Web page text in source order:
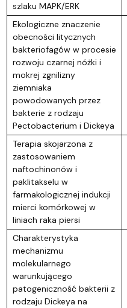
szlaku MAPK/ERK
Ekologiczne znaczenie
obecności litycznych
bakteriofagów w procesie
rozwoju czarnej nóżki i
mokrej zgnilizny
ziemniaka
powodowanych przez
bakterie z rodzaju
Pectobacterium i Dickeya
Terapia skojarzona z
zastosowaniem
naftochinonów i
paklitakselu w
farmakologicznej indukcji
mierci komórkowej w
liniach raka piersi
Charakterystyka
mechanizmu
molekularnego
warunkującego
patogeniczność bakterii z
rodzaju Dickeya na